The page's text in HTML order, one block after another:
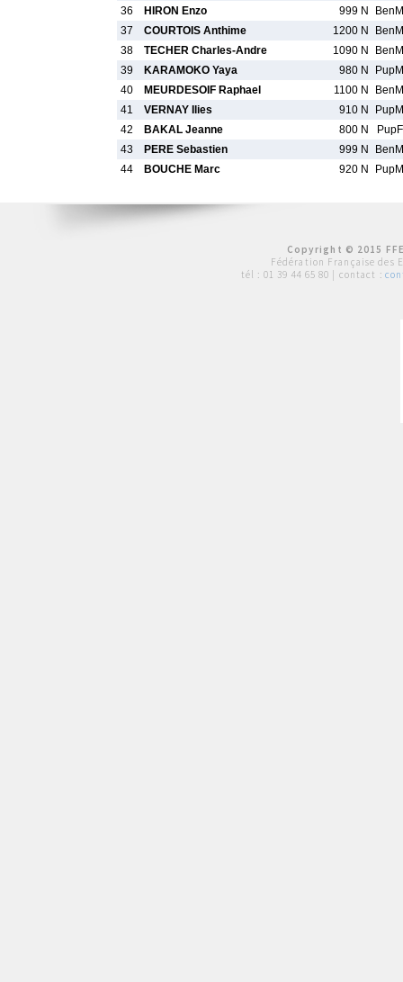
36
HIRON Enzo 999 N
BenM
37
COURTOIS Anthime 1200 N
BenM
38
TECHER Charles-Andre 1090 N
BenM
39
KARAMOKO Yaya 980 N
PupM
40
MEURDESOIF Raphael 1100 N
BenM
41
VERNAY Ilies 910 N
PupM
42
BAKAL Jeanne 800 N
PupF
43
PERE Sebastien 999 N
BenM
44
BOUCHE Marc 920 N PupM
Copyright © 2015
Fédération Française des
tél : 01 39 44 65 80 | contact :